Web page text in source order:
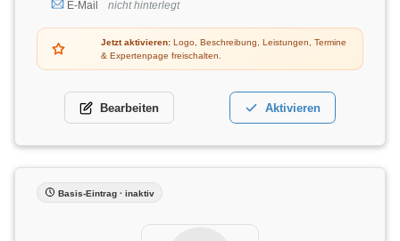
E-Mail
nicht hinterlegt
Jetzt aktivieren: Logo, Beschreibung, Leistungen, Termine
& Expertenpage freischalten.
Bearbeiten Aktivieren
Basis-Eintrag · inaktiv